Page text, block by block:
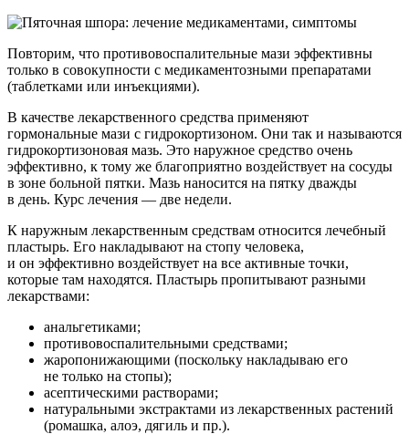
Повторим, что противовоспалительные мази эффективны
только в совокупности с медикаментозными препаратами
(таблетками или инъекциями).
В качестве лекарственного средства применяют
гормональные мази с гидрокортизоном. Они так и называются
гидрокортизоновая мазь. Это наружное средство очень
эффективно, к тому же благоприятно воздействует на сосуды
в зоне больной пятки. Мазь наносится на пятку дважды
в день. Курс лечения — две недели.
К наружным лекарственным средствам относится лечебный
пластырь. Его накладывают на стопу человека,
и он эффективно воздействует на все активные точки,
которые там находятся. Пластырь пропитывают разными
лекарствами:
анальгетиками;
противовоспалительными средствами;
жаропонижающими (поскольку накладываю его
не только на стопы);
асептическими растворами;
натуральными экстрактами из лекарственных растений
(ромашка, алоэ, дягиль и пр.).